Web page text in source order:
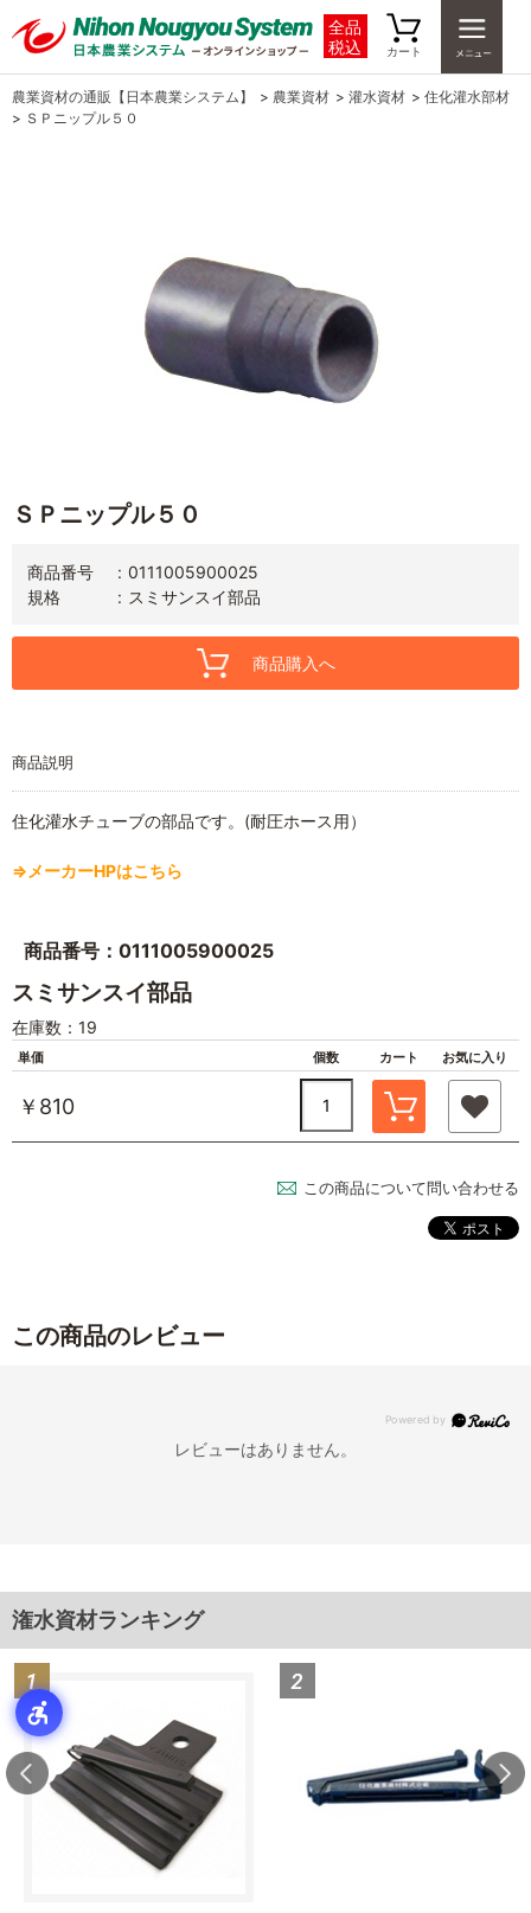
全品
税込
カート
農業資材の通販【日本農業システム】 > 農業資材 > 灌水資材 > 住化灌水部材
> ＳＰニップル５０
ＳＰニップル５０
商品番号
0111005900025
規格
スミサンスイ部品
商品購入へ
商品説明
住化灌水チューブの部品です。(耐圧ホース用）
⇒メーカーHPはこちら
商品番号：0111005900025
スミサンスイ部品
在庫数：19
単価 個数 カート お気に入り
￥810
この商品について問い合わせる
この商品のレビュー
レビューはありません。
潅水資材ランキング